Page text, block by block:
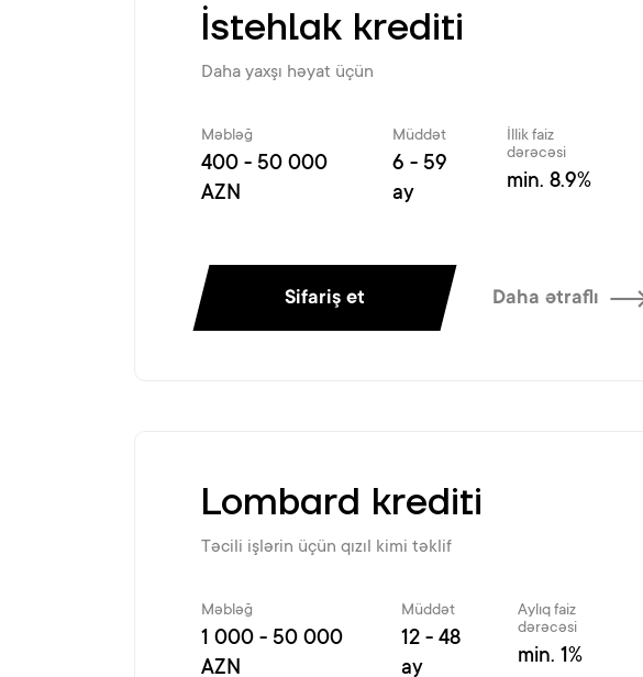
İstehlak krediti
Daha yaxşı həyat üçün
Məbləğ
400 - 50 000
AZN
Müddət
6 - 59
ay
İllik faiz
dərəcəsi
min. 8.9%
Sifariş et Daha ətraflı
Lombard krediti
Təcili işlərin üçün qızıl kimi təklif
Məbləğ
1 000 - 50 000
AZN
Müddət
12 - 48
ay
Aylıq faiz
dərəcəsi
min. 1%